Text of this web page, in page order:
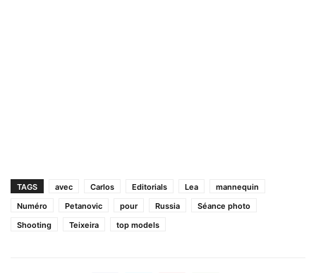
TAGS avec Carlos Editorials Lea
mannequin
Numéro
Petanovic pour Russia
Séance photo
Shooting
Teixeira top models